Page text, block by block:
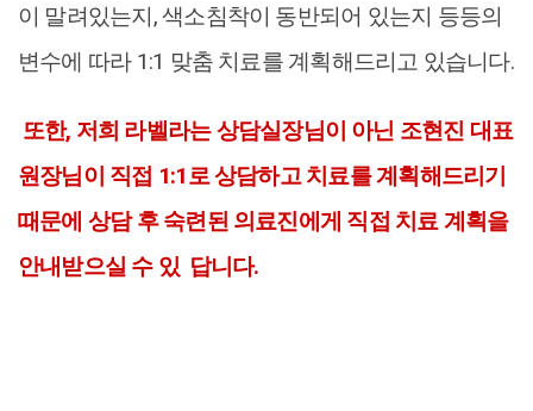
이 말려있는지, 색소침착이 동반되어 있는지 등등의
변수에 따라 1:1 맞춤 치료를 계획해드리고 있습니다.
또한, 저희 라벨라는 상담실장님이 아닌 조현진 대표
원장님이 직접 1:1로 상담하고 치료를 계획해드리기
때문에 상담 후 숙련된 의료진에게 직접 치료 계획을
안내받으실 수 있 답니다.